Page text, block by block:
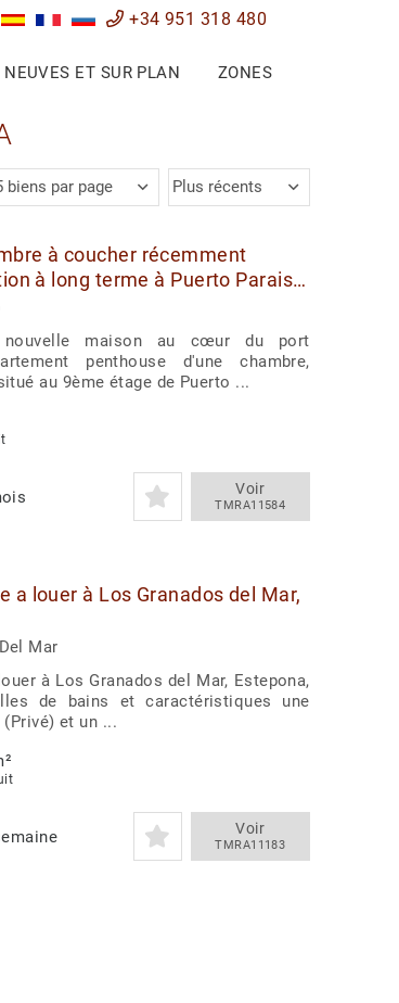
+34 951 318 480
NEUVES ET SUR PLAN ZONES
biens par page Plus récents
à coucher récemment
à long terme à Puerto Paraiso,
nouvelle maison au cœur du port
penthouse d'une chambre,
au 9ème étage de Puerto ...
Voir
TMRA11584
a louer à Los Granados del Mar,
Mar
à Los Granados del Mar, Estepona,
de bains et caractéristiques une
et un ...
Voir
TMRA11183